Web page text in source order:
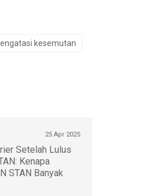
kesemutan
25 Apr 2025
Setelah Lulus
Kenapa
STAN Banyak